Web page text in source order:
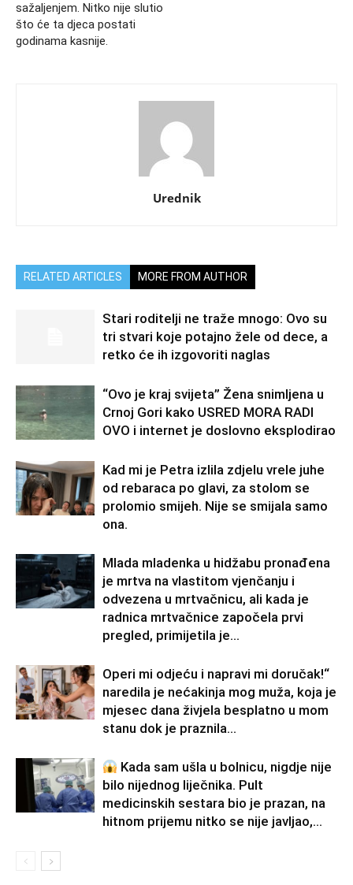
sažaljenjem. Nitko nije slutio
što će ta djeca postati
godinama kasnije.
Urednik
RELATED ARTICLES MORE FROM AUTHOR
Stari roditelji ne traže mnogo: Ovo su
tri stvari koje potajno žele od dece, a
retko će ih izgovoriti naglas
“Ovo je kraj svijeta” Žena snimljena u
Crnoj Gori kako USRED MORA RADI
OVO i internet je doslovno eksplodirao
Kad mi je Petra izlila zdjelu vrele juhe
od rebaraca po glavi, za stolom se
prolomio smijeh. Nije se smijala samo
ona.
Mlada mladenka u hidžabu pronađena
je mrtva na vlastitom vjenčanju i
odvezena u mrtvačnicu, ali kada je
radnica mrtvačnice započela prvi
pregled, primijetila je...
Operi mi odjeću i napravi mi doručak!“
naredila je nećakinja mog muža, koja je
mjesec dana živjela besplatno u mom
stanu dok je praznila...
Kada sam ušla u bolnicu, nigdje nije
bilo nijednog liječnika. Pult
medicinskih sestara bio je prazan, na
hitnom prijemu nitko se nije javljao,...